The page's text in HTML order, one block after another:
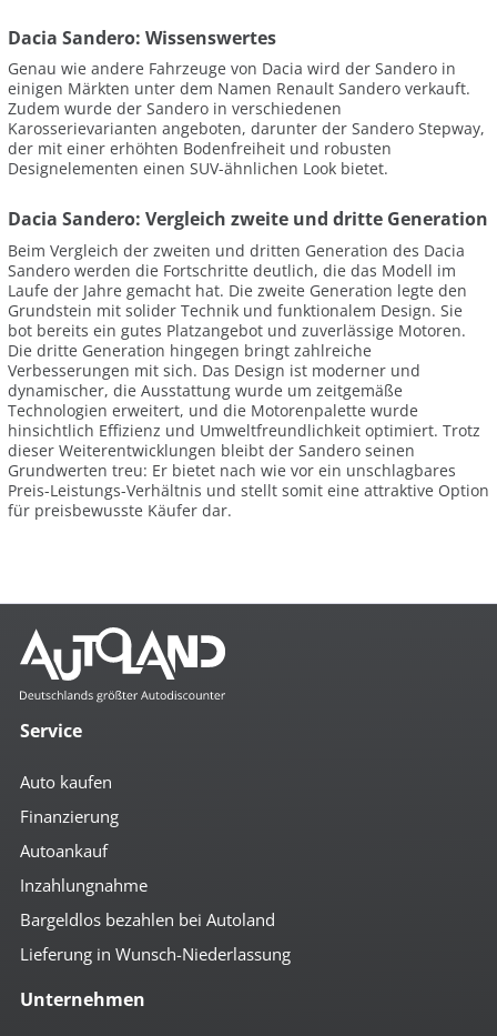
Dacia Sandero: Wissenswertes
Genau wie andere Fahrzeuge von Dacia wird der Sandero in
einigen Märkten unter dem Namen Renault Sandero verkauft.
Zudem wurde der Sandero in verschiedenen
Karosserievarianten angeboten, darunter der Sandero Stepway,
der mit einer erhöhten Bodenfreiheit und robusten
Designelementen einen SUV-ähnlichen Look bietet.
Dacia Sandero: Vergleich zweite und dritte Generation
Beim Vergleich der zweiten und dritten Generation des Dacia
Sandero werden die Fortschritte deutlich, die das Modell im
Laufe der Jahre gemacht hat. Die zweite Generation legte den
Grundstein mit solider Technik und funktionalem Design. Sie
bot bereits ein gutes Platzangebot und zuverlässige Motoren.
Die dritte Generation hingegen bringt zahlreiche
Verbesserungen mit sich. Das Design ist moderner und
dynamischer, die Ausstattung wurde um zeitgemäße
Technologien erweitert, und die Motorenpalette wurde
hinsichtlich Effizienz und Umweltfreundlichkeit optimiert. Trotz
dieser Weiterentwicklungen bleibt der Sandero seinen
Grundwerten treu: Er bietet nach wie vor ein unschlagbares
Preis-Leistungs-Verhältnis und stellt somit eine attraktive Option
für preisbewusste Käufer dar.
Service
Auto kaufen
Finanzierung
Autoankauf
Inzahlungnahme
Bargeldlos bezahlen bei Autoland
Lieferung in Wunsch-Niederlassung
Unternehmen